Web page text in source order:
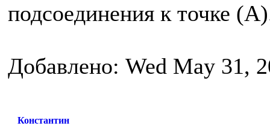
подсоединения к точке
Добавлено: Wed May 31,
Константин